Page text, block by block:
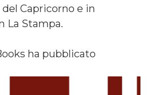
Capricorno e in
La Stampa.
ha pubblicato